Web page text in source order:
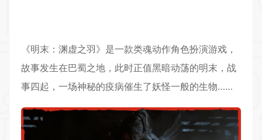
《明末：渊虚之羽》是一款类魂动作角色扮演游戏，
故事发生在巴蜀之地，此时正值黑暗动荡的明末，战
事四起，一场神秘的疫病催生了妖怪一般的生物……